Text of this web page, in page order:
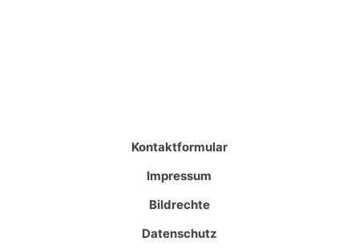
Kontaktformular
Impressum
Bildrechte
Datenschutz